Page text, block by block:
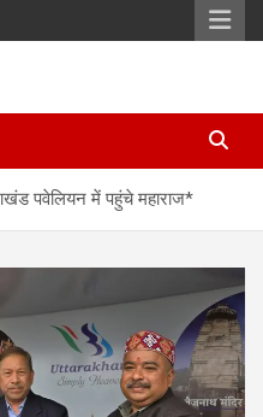
पवेलियन में पहुंचे महाराज*